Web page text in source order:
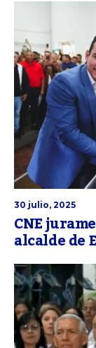
30 julio, 2025
CNE
alcalde de